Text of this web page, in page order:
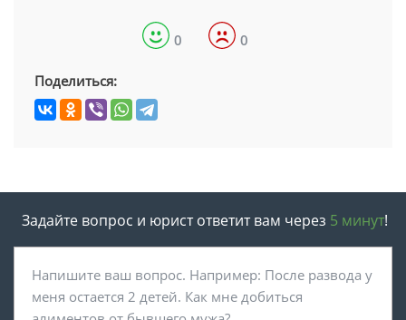
0 0
Поделиться:
Задайте вопрос и юрист ответит вам через 5 минут!